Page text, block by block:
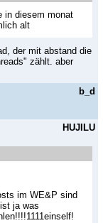
in diesem monat
alt
der mit abstand die
zählt. aber
b_d
HUJILU
im WE&P sind
ja was